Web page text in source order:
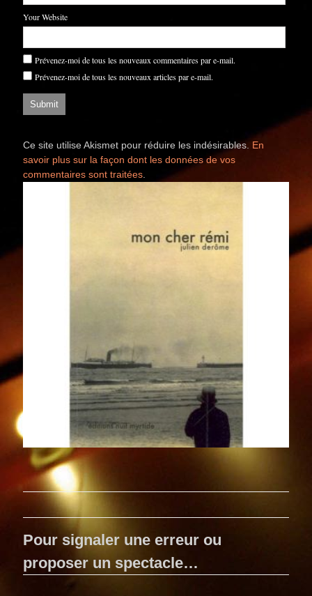
Your Website
Prévenez-moi de tous les nouveaux commentaires par e-mail.
Prévenez-moi de tous les nouveaux articles par e-mail.
Ce site utilise Akismet pour réduire les indésirables. En
savoir plus sur la façon dont les données de vos
commentaires sont traitées
Pour signaler une erreur ou
proposer un spectacle…